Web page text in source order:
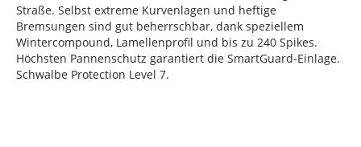
Straße. Selbst extreme Kurvenlagen und heftige
Bremsungen sind gut beherrschbar, dank speziellem
Wintercompound, Lamellenprofil und bis zu 240 Spikes.
Höchsten Pannenschutz garantiert die SmartGuard-Einlage.
Schwalbe Protection Level 7.